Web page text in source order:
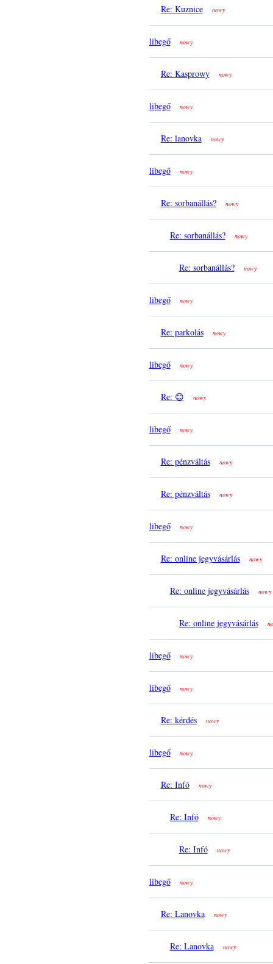
Re: Kuznice nowy
libegő nowy
Re: Kasprowy nowy
libegő nowy
Re: lanovka nowy
libegő nowy
Re: sorbanállás? nowy
Re: sorbanállás? nowy
Re: sorbanállás? nowy
libegő nowy
Re: parkolás nowy
libegő nowy
Re: 😊 nowy
libegő nowy
Re: pénzváltás nowy
Re: pénzváltás nowy
libegő nowy
Re: online jegyvásárlás nowy
Re: online jegyvásárlás nowy
Re: online jegyvásárlás
libegő nowy
libegő nowy
Re: kérdés nowy
libegő nowy
Re: Infó nowy
Re: Infó nowy
Re: Infó nowy
libegő nowy
Re: Lanovka nowy
Re: Lanovka nowy